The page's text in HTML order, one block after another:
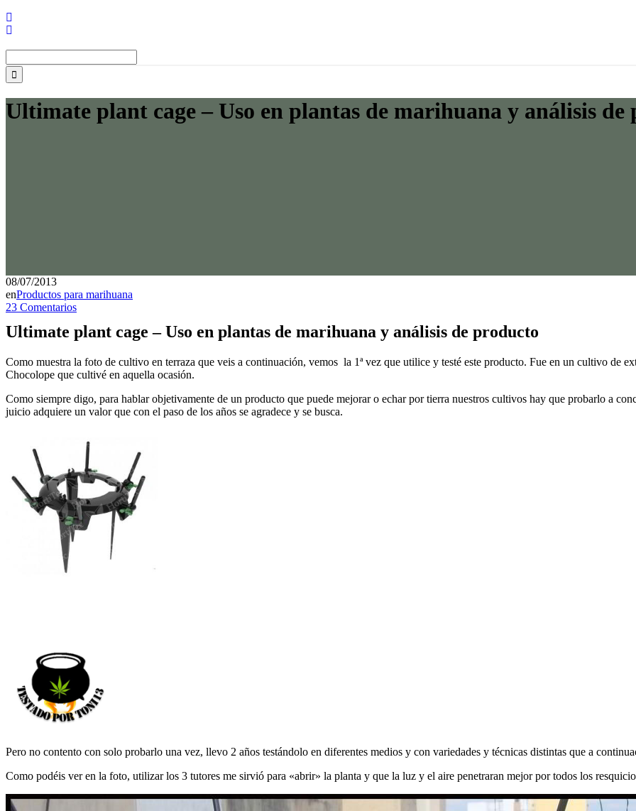
Ultimate plant cage – Uso en plantas de marihuana y análisis de
08/07/2013
enProductos para marihuana
23 Comentarios
Ultimate plant cage – Uso en plantas de marihuana y análisis de producto
Como muestra la foto de cultivo en terraza que veis a continuación, vemos la 1ª vez que utilice y testé este producto. Fue en un cultivo de
Chocolope que cultivé en aquella ocasión.
Como siempre digo, para hablar objetivamente de un producto que puede mejorar o echar por tierra nuestros cultivos hay que probarlo a
juicio adquiere un valor que con el paso de los años se agradece y se busca.
Pero no contento con solo probarlo una vez, llevo 2 años testándolo en diferentes medios y con variedades y técnicas distintas que a
Como podéis ver en la foto, utilizar los 3 tutores me sirvió para «abrir» la planta y que la luz y el aire penetraran mejor por todos los